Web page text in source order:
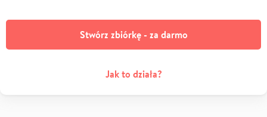
Stwórz zbiórkę - za darmo
Jak to działa?